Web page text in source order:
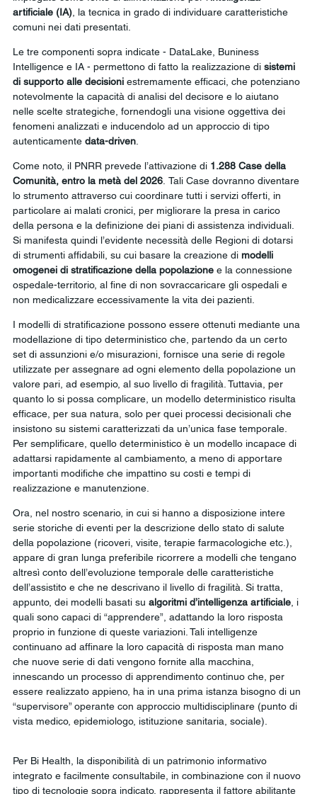
artificiale (IA), la tecnica in grado di individuare caratteristiche
comuni nei dati presentati.
Le tre componenti sopra indicate - DataLake, Buniness
Intelligence e IA - permettono di fatto la realizzazione di sistemi
di supporto alle decisioni estremamente efficaci, che potenziano
notevolmente la capacità di analisi del decisore e lo aiutano
nelle scelte strategiche, fornendogli una visione oggettiva dei
fenomeni analizzati e inducendolo ad un approccio di tipo
autenticamente data-driven.
Come noto, il PNRR prevede l’attivazione di 1.288 Case della
Comunità, entro la metà del 2026. Tali Case dovranno diventare
lo strumento attraverso cui coordinare tutti i servizi offerti, in
particolare ai malati cronici, per migliorare la presa in carico
della persona e la definizione dei piani di assistenza individuali.
Si manifesta quindi l’evidente necessità delle Regioni di dotarsi
di strumenti affidabili, su cui basare la creazione di modelli
omogenei di stratificazione della popolazione e la connessione
ospedale-territorio, al fine di non sovraccaricare gli ospedali e
non medicalizzare eccessivamente la vita dei pazienti.
I modelli di stratificazione possono essere ottenuti mediante una
modellazione di tipo deterministico che, partendo da un certo
set di assunzioni e/o misurazioni, fornisce una serie di regole
utilizzate per assegnare ad ogni elemento della popolazione un
valore pari, ad esempio, al suo livello di fragilità. Tuttavia, per
quanto lo si possa complicare, un modello deterministico risulta
efficace, per sua natura, solo per quei processi decisionali che
insistono su sistemi caratterizzati da un’unica fase temporale.
Per semplificare, quello deterministico è un modello incapace di
adattarsi rapidamente al cambiamento, a meno di apportare
importanti modifiche che impattino su costi e tempi di
realizzazione e manutenzione.
Ora, nel nostro scenario, in cui si hanno a disposizione intere
serie storiche di eventi per la descrizione dello stato di salute
della popolazione (ricoveri, visite, terapie farmacologiche etc.),
appare di gran lunga preferibile ricorrere a modelli che tengano
altresì conto dell’evoluzione temporale delle caratteristiche
dell’assistito e che ne descrivano il livello di fragilità. Si tratta,
appunto, dei modelli basati su algoritmi d’intelligenza artificiale, i
quali sono capaci di “apprendere”, adattando la loro risposta
proprio in funzione di queste variazioni. Tali intelligenze
continuano ad affinare la loro capacità di risposta man mano
che nuove serie di dati vengono fornite alla macchina,
innescando un processo di apprendimento continuo che, per
essere realizzato appieno, ha in una prima istanza bisogno di un
“supervisore” operante con approccio multidisciplinare (punto di
vista medico, epidemiologo, istituzione sanitaria, sociale).
Per Bi Health, la disponibilità di un patrimonio informativo
integrato e facilmente consultabile, in combinazione con il nuovo
tipo di tecnologie sopra indicato, rappresenta il fattore abilitante